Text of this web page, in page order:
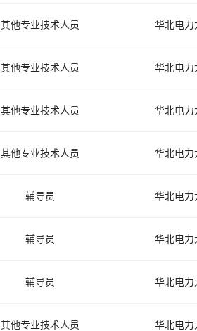
其他专业技术人员 华北电力
其他专业技术人员 华北电力
其他专业技术人员 华北电力
其他专业技术人员 华北电力
辅导员 华北电力
辅导员 华北电力
辅导员 华北电力
其他专业技术人员 华北电力